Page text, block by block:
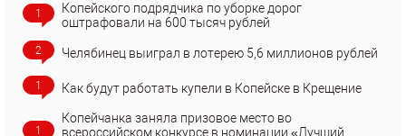
1
Копейского подрядчика по уборке дорог
оштрафовали на 600 тысяч рублей
2 Челябинец выиграл в лотерею 5,6 миллионов рублей
1 Как будут работать купели в Копейске в Крещение
1
Копейчанка заняла призовое место во
всероссийском конкурсе в номинации «Лучший